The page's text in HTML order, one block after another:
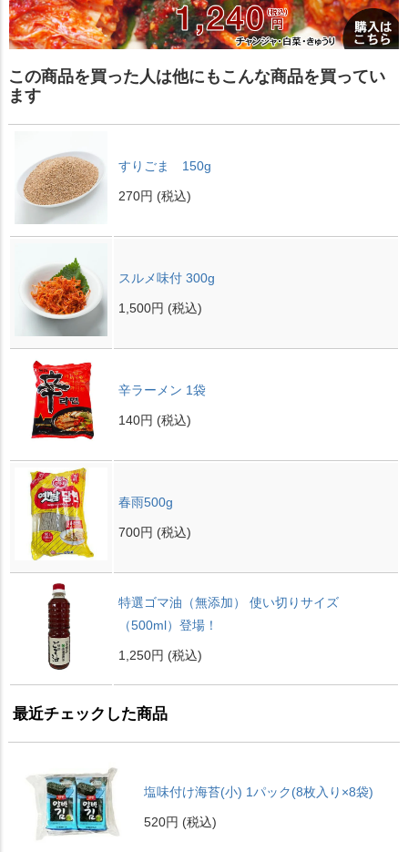
この商品を買った人は他にもこんな商品を買ってい
ます
すりごま 150g
270円 (税込)
スルメ味付 300g
1,500円 (税込)
辛ラーメン 1袋
140円 (税込)
春雨500g
700円 (税込)
特選ゴマ油（無添加） 使い切りサイズ
（500ml）登場！
1,250円 (税込)
最近チェックした商品
塩味付け海苔(小) 1パック(8枚入り×8袋)
520円 (税込)